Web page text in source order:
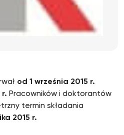
od 1 września 2015 r.
r. Pracowników i doktorantów
termin składania
2015 r.